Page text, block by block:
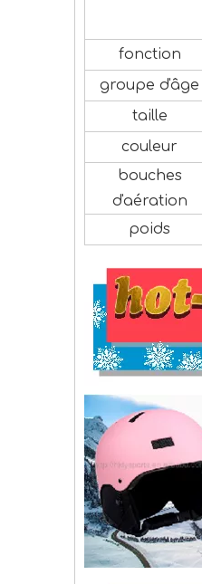
fonction
groupe d'âge
taille
couleur
bouches
d'aération
poids